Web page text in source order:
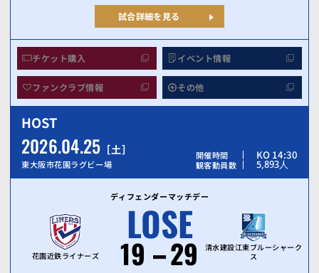
試合詳細を見る
チケット購入 イベント情報
ファンクラブ情報 その他
HOST
2026.04.25 土
東大阪市花園ラグビー場
開催時間 KO 14:30
観客動員数 5,893人
ディフェンダーマッチデー
花園近鉄ライナーズ
LOSE
19 29
清水建設江東ブルーシャーク
ス